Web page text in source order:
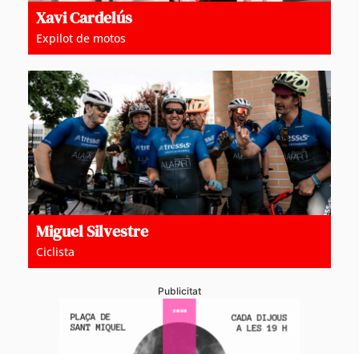
Xavi Cardelús
Expilot de motos
Miguel Silvestre
Ciclista
Publicitat